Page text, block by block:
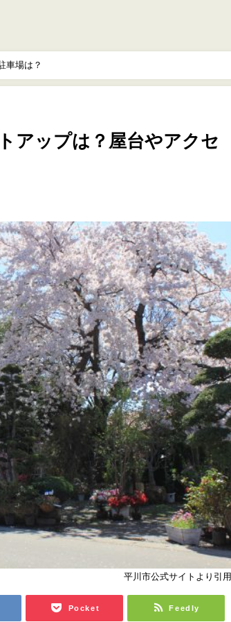
車場は？
アップは？屋台やアクセ
平川市公式サイトより引用
Pocket Feedly